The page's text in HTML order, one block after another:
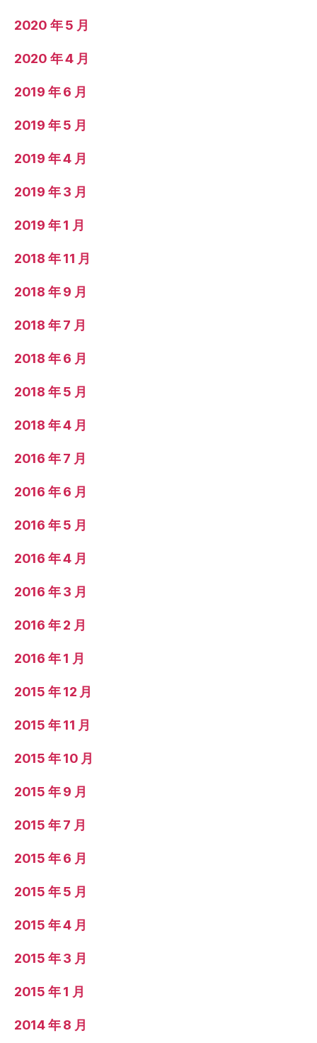
2020 年 5 月
2020 年 4 月
2019 年 6 月
2019 年 5 月
2019 年 4 月
2019 年 3 月
2019 年 1 月
2018 年 11 月
2018 年 9 月
2018 年 7 月
2018 年 6 月
2018 年 5 月
2018 年 4 月
2016 年 7 月
2016 年 6 月
2016 年 5 月
2016 年 4 月
2016 年 3 月
2016 年 2 月
2016 年 1 月
2015 年 12 月
2015 年 11 月
2015 年 10 月
2015 年 9 月
2015 年 7 月
2015 年 6 月
2015 年 5 月
2015 年 4 月
2015 年 3 月
2015 年 1 月
2014 年 8 月